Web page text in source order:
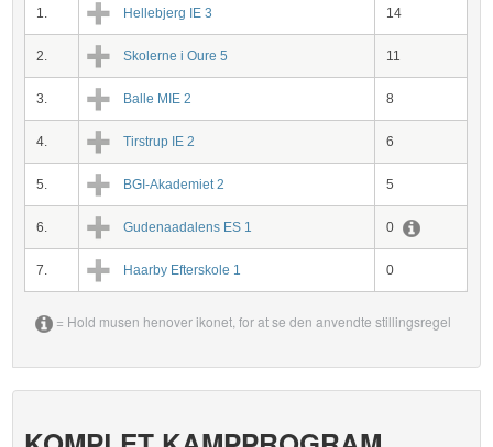
1. Hellebjerg IE 3 14
2. Skolerne i Oure 5 11
3. Balle MIE 2 8
4. Tirstrup IE 2 6
5. BGI-Akademiet 2 5
6. Gudenaadalens ES 1 0
7. Haarby Efterskole 1 0
= Hold musen henover ikonet, for at se den anvendte stillingsregel